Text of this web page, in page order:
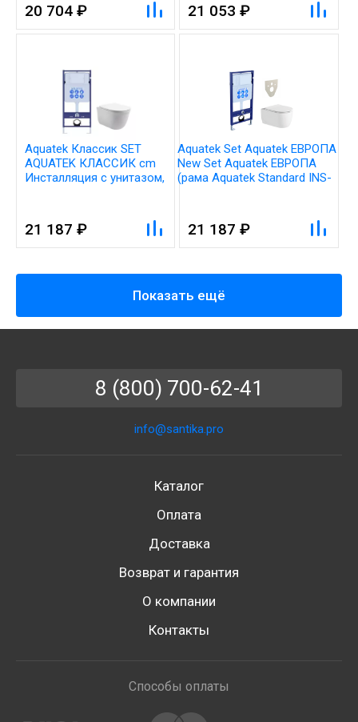
20 704 ₽ 21 053 ₽
Aquatek Классик SET
AQUATEK КЛАССИК cm
Инсталляция с унитазом,
21 187 ₽
Aquatek Set Aquatek ЕВРОПА
New Set Aquatek ЕВРОПА
(рама Aquatek Standard INS-
AQ1106L-00+тонкое сиденье
с механиз
21 187 ₽
Показать ещё
8 (800) 700-62-41
info@santika.pro
Каталог
Оплата
Доставка
Возврат и гарантия
О компании
Контакты
Способы оплаты